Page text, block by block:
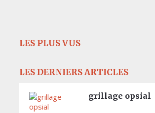
LES PLUS VUS
LES DERNIERS ARTICLES
grillage opsial